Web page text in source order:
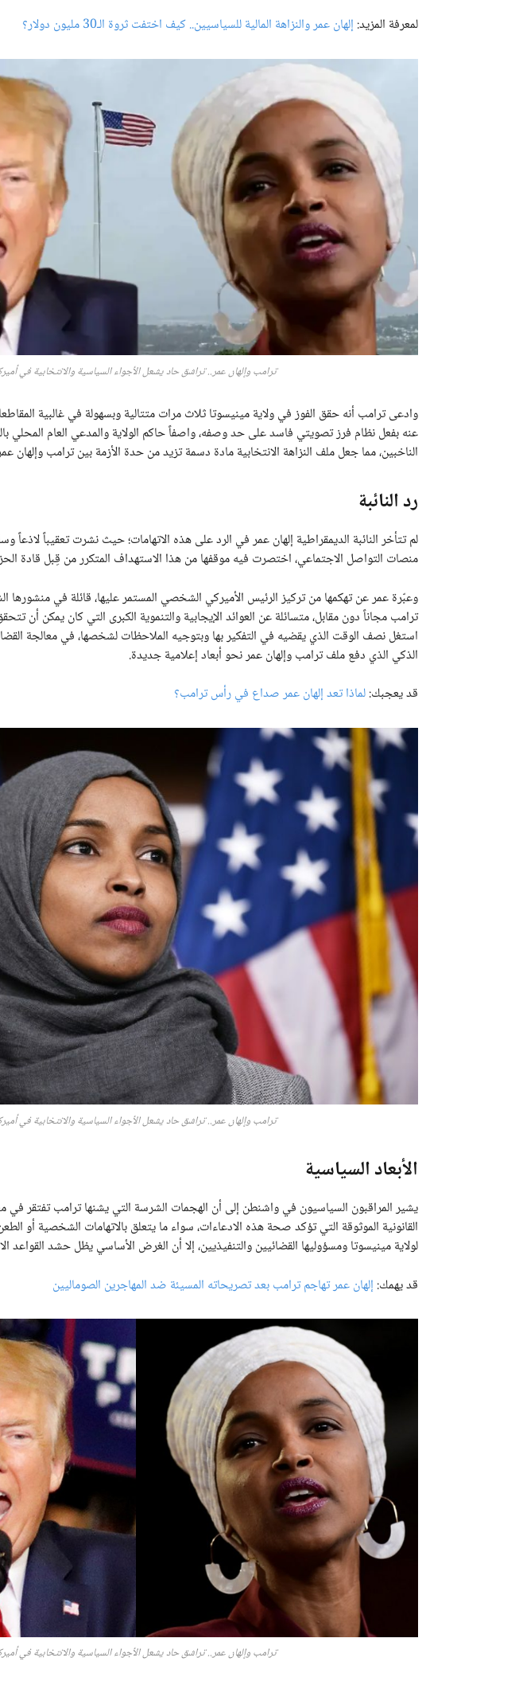
لمعرفة المزيد: إلهان عمر والنزاهة المالية للسياسيين.. كيف اختفت ثروة الـ30 مليون دولار؟
ترامب وإلهان عمر.. تراشق حاد يشعل الأجواء السياسية والانتخابية في
وادعى ترامب أنه حقق الفوز في ولاية مينيسوتا ثلاث مرات متتالية وبسهولة في غالبية
عنه بفعل نظام فرز تصويتي فاسد على حد وصفه، واصفاً حاكم الولاية والمدعي العام المحلي
الناخبين، مما جعل ملف النزاهة الانتخابية مادة دسمة تزيد من حدة الأزمة بين ترامب وإلهان
رد النائبة
لم تتأخر النائبة الديمقراطية إلهان عمر في الرد على هذه الاتهامات؛ حيث نشرت تعقيباً لاذعاً
منصات التواصل الاجتماعي، اختصرت فيه موقفها من هذا الاستهداف المتكرر من قِبل قادة
وعبّرة عمر عن تهكمها من تركيز الرئيس الأميركي الشخصي المستمر عليها، قائلة في منشورها
ترامب مجاناً دون مقابل، متسائلة عن العوائد الإيجابية والتنموية الكبرى التي كان يمكن أن
استغل نصف الوقت الذي يقضيه في التفكير بها وبتوجيه الملاحظات لشخصها، في معالجة
الذكي الذي دفع ملف ترامب وإلهان عمر نحو أبعاد إعلامية جديدة.
قد يعجبك:لماذا تعد إلهان عمر صداع في رأس ترامب؟
ترامب وإلهان عمر.. تراشق حاد يشعل الأجواء السياسية والانتخابية في
الأبعاد السياسية
يشير المراقبون السياسيون في واشنطن إلى أن الهجمات الشرسة التي يشنها ترامب تفتقر في
القانونية الموثوقة التي تؤكد صحة هذه الادعاءات، سواء ما يتعلق بالاتهامات الشخصية أو
لولاية مينيسوتا ومسؤوليها القضائيين والتنفيذيين، إلا أن الغرض الأساسي يظل حشد القواعد
قد يهمك: إلهان عمر تهاجم ترامب بعد تصريحاته المسيئة ضد المهاجرين الصوماليين
ترامب وإلهان عمر.. تراشق حاد يشعل الأجواء السياسية والانتخابية في